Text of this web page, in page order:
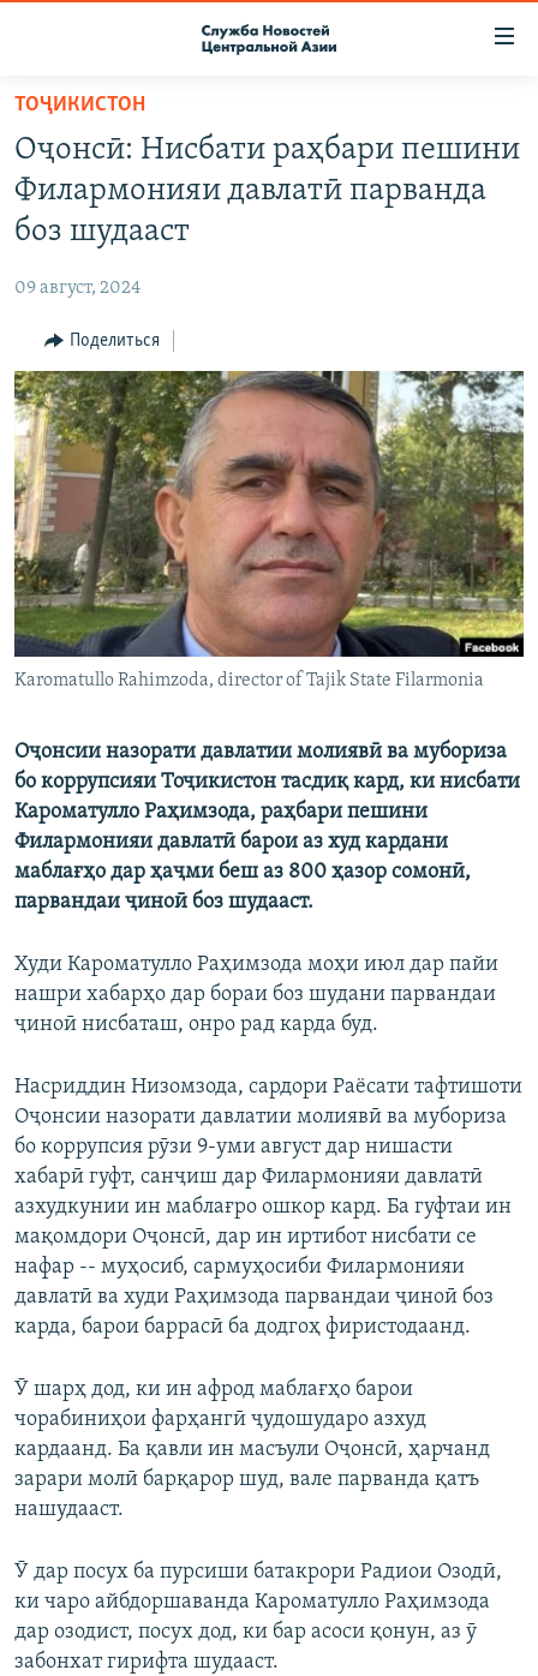
Вернуться
основному
содержанию
Вернутся
главной
навигации
Вернутся
поиску
ПОДПИСКА
КОНТАКТЫ
НАСТОЯЩЕЕ ВРЕМЯ
МИГРАНТ МЕДИА
ТОҶИКИСТОН
Оҷонсӣ: Нисбати раҳбари пешини
Филармонияи давлатӣ парванда
боз шудааст
09 август, 2024
Поделиться
Karomatullo Rahimzoda, director of Tajik State Filarmonia
Оҷонсии назорати давлатии молиявӣ ва мубориза
бо коррупсияи Тоҷикистон тасдиқ кард, ки нисбати
Кароматулло Раҳимзода, раҳбари пешини
Филармонияи давлатӣ барои аз худ кардани
маблағҳо дар ҳаҷми беш аз 800 ҳазор сомонӣ,
парвандаи ҷиноӣ боз шудааст.
Худи Кароматулло Раҳимзода моҳи июл дар пайи
нашри хабарҳо дар бораи боз шудани парвандаи
ҷиноӣ нисбаташ, онро рад карда буд.
Насриддин Низомзода, сардори Раёсати тафтишоти
Оҷонсии назорати давлатии молиявӣ ва мубориза
бо коррупсия рӯзи 9-уми август дар нишасти
хабарӣ гуфт, санҷиш дар Филармонияи давлатӣ
азхудкунии ин маблағро ошкор кард. Ба гуфтаи ин
мақомдори Оҷонсӣ, дар ин иртибот нисбати се
нафар -- муҳосиб, сармуҳосиби Филармонияи
давлатӣ ва худи Раҳимзода парвандаи ҷиноӣ боз
карда, барои баррасӣ ба додгоҳ фиристодаанд.
Ӯ шарҳ дод, ки ин афрод маблағҳо барои
чорабиниҳои фарҳангӣ ҷудошударо азхуд
кардаанд. Ба қавли ин масъули Оҷонсӣ, ҳарчанд
зарари молӣ барқарор шуд, вале парванда қатъ
нашудааст.
Ӯ дар посух ба пурсиши батакрори Радиои Озодӣ,
ки чаро айбдоршаванда Кароматулло Раҳимзода
дар озодист, посух дод, ки бар асоси қонун, аз ӯ
забонхат гирифта шудааст.